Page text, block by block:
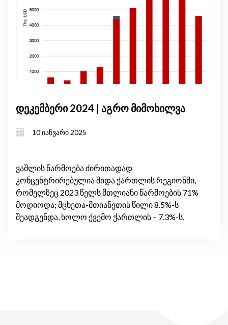
დეკემბერი 2024 | აგრო მიმოხილვა
10 იანვარი 2025
ვაშლის წარმოება ძირითადად
კონცენტრირებულია შიდა ქართლის რეგიონში,
რომელზეც 2023 წელს მთლიანი წარმოების 71%
მოდიოდა; მცხეთა-მთიანეთის წილი 8.5%-ს
შეადგენდა, ხოლო ქვემო ქართლის – 7.3%-ს.